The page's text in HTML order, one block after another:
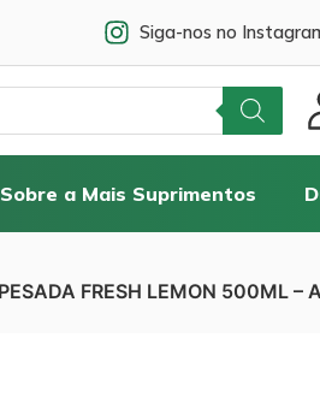
Siga-nos no
Sobre a Mais Suprimentos
FRESH LEMON 500ML –